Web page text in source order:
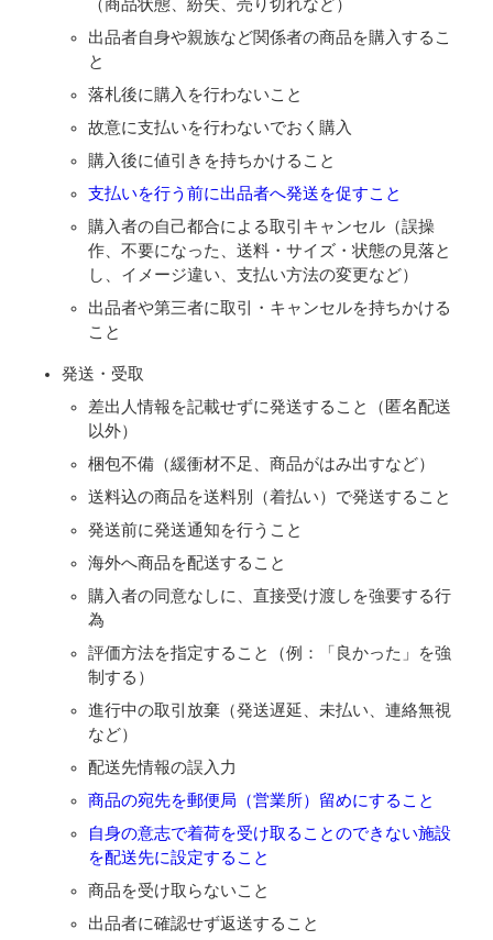
（商品状態、紛失、売り切れなど）
出品者自身や親族など関係者の商品を購入するこ
と
落札後に購入を行わないこと
故意に支払いを行わないでおく購入
購入後に値引きを持ちかけること
支払いを行う前に出品者へ発送を促すこと
購入者の自己都合による取引キャンセル（誤操
作、不要になった、送料・サイズ・状態の見落と
し、イメージ違い、支払い方法の変更など）
出品者や第三者に取引・キャンセルを持ちかける
こと
発送・受取
差出人情報を記載せずに発送すること（匿名配送
以外）
梱包不備（緩衝材不足、商品がはみ出すなど）
送料込の商品を送料別（着払い）で発送すること
発送前に発送通知を行うこと
海外へ商品を配送すること
購入者の同意なしに、直接受け渡しを強要する行
為
評価方法を指定すること（例：「良かった」を強
制する）
進行中の取引放棄（発送遅延、未払い、連絡無視
など）
配送先情報の誤入力
商品の宛先を郵便局（営業所）留めにすること
自身の意志で着荷を受け取ることのできない施設
を配送先に設定すること
商品を受け取らないこと
出品者に確認せず返送すること